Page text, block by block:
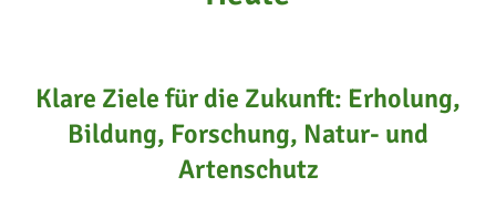
Klare Ziele für die Zukunft: Erholung,
Bildung, Forschung, Natur- und
Artenschutz